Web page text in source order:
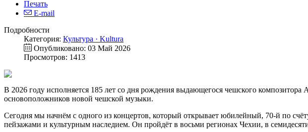
Печать
E-mail
Подробности
Категория: Культура · Kultura
Опубликовано: 03 Май 2026
Просмотров: 1413
В 2026 году исполняется 185 лет со дня рождения выдающегося чешского
основоположников новой чешской музыки.
Сегодня мы начнём с одного из концертов, который открывает юбилейный, 70-й по
пейзажами и культурным наследием. Он пройдёт в восьми регионах Чехии, в